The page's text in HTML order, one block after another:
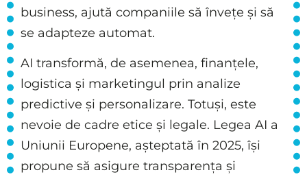
business, ajută companiile să învețe și să
se adapteze automat.
AI transformă, de asemenea, finanțele,
logistica și marketingul prin analize
predictive și personalizare. Totuși, este
nevoie de cadre etice și legale. Legea AI a
Uniunii Europene, așteptată în 2025, își
propune să asigure transparența și